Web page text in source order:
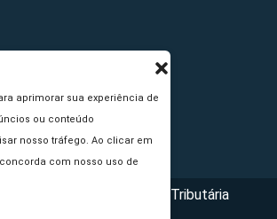
aprimorar sua experiência de
ou conteúdo
nosso tráfego. Ao clicar em
com nosso uso de
2026 - Portal da Reforma Tributária